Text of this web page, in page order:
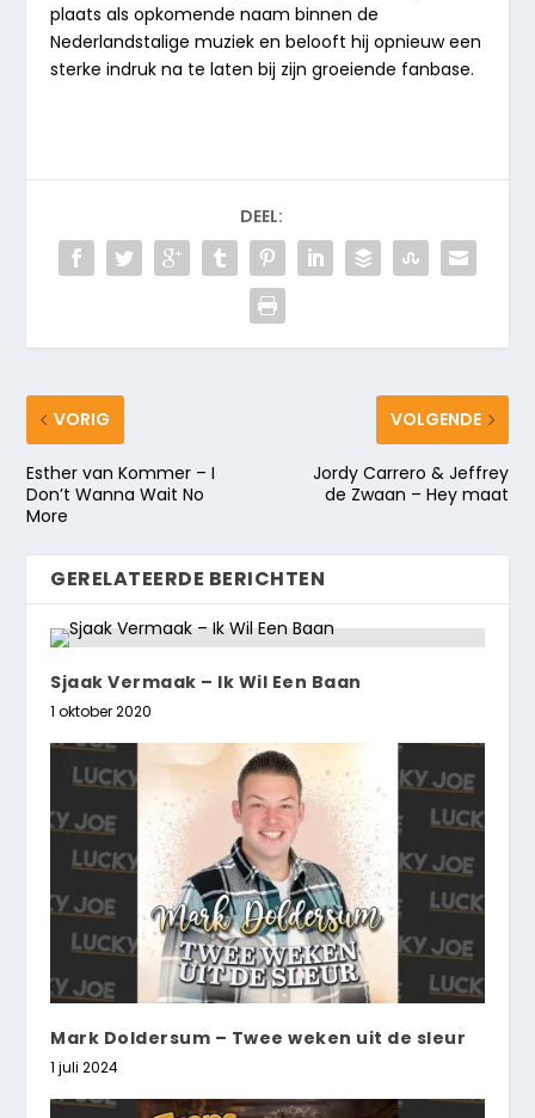
plaats als opkomende naam binnen de
Nederlandstalige muziek en belooft hij opnieuw een
sterke indruk na te laten bij zijn groeiende fanbase.
DEEL:
VORIG
Esther van Kommer – I
Don’t Wanna Wait No
More
VOLGENDE
Jordy Carrero & Jeffrey
de Zwaan – Hey maat
GERELATEERDE BERICHTEN
Sjaak Vermaak – Ik Wil Een Baan
1 oktober 2020
Mark Doldersum – Twee weken uit de sleur
1 juli 2024